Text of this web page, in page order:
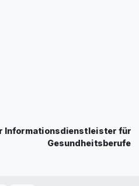
Informationsdienstleister für
Gesundheitsberufe